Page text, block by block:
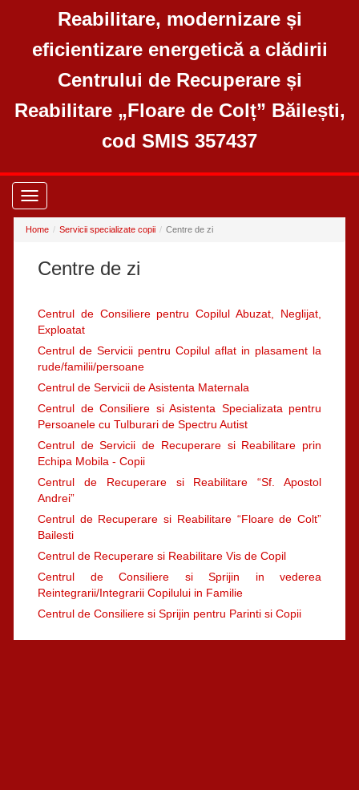
Reabilitare, modernizare și
eficientizare energetică a clădirii
Centrului de Recuperare și
Reabilitare „Floare de Colț” Băilești,
cod SMIS 357437
Toggle
navigation
Home Servicii specializate copii Centre de zi
Centre de zi
Centrul de Consiliere pentru Copilul Abuzat, Neglijat,
Exploatat
Centrul de Servicii pentru Copilul aflat in plasament la
rude/familii/persoane
Centrul de Servicii de Asistenta Maternala
Centrul de Consiliere si Asistenta Specializata pentru
Persoanele cu Tulburari de Spectru Autist
Centrul de Servicii de Recuperare si Reabilitare prin
Echipa Mobila - Copii
Centrul de Recuperare si Reabilitare “Sf. Apostol
Andrei”
Centrul de Recuperare si Reabilitare “Floare de Colt”
Bailesti
Centrul de Recuperare si Reabilitare Vis de Copil
Centrul de Consiliere si Sprijin in vederea
Reintegrarii/Integrarii Copilului in Familie
Centrul de Consiliere si Sprijin pentru Parinti si Copii